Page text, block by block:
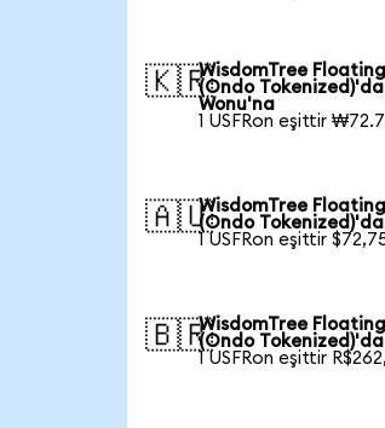
🇰🇷WisdomTree
(Ondo
Wonu'na
1 USFRon eşittir
🇦🇺WisdomTree
(Ondo
1 USFRon eşittir
🇧🇷WisdomTree
(Ondo
1 USFRon eşittir